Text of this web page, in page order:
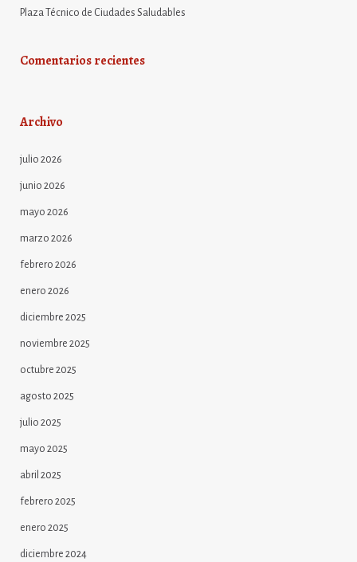
Plaza Técnico de Ciudades Saludables
Comentarios recientes
Archivo
julio 2026
junio 2026
mayo 2026
marzo 2026
febrero 2026
enero 2026
diciembre 2025
noviembre 2025
octubre 2025
agosto 2025
julio 2025
mayo 2025
abril 2025
febrero 2025
enero 2025
diciembre 2024